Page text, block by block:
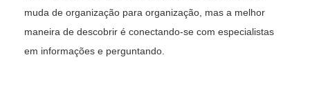
muda de organização para organização, mas a melhor
maneira de descobrir é conectando-se com especialistas
em informações e perguntando.